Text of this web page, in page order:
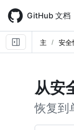
main
content
GitHub 文档
主 安全
从安
恢复到